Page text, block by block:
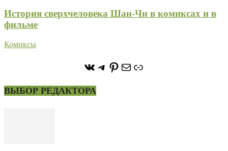
История сверхчеловека Шан-Чи в комиксах и в
фильме
Комиксы
https://vk.com/
https://t.me/stoneforest
https://
ПочтаСсылка
ВЫБОР РЕДАКТОРА